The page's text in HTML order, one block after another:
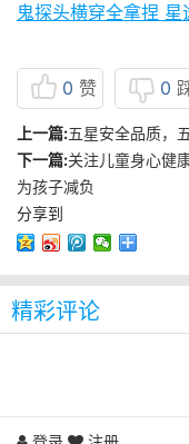
鬼探头横穿全拿捏
0 赞 0
上一篇:五星安全品质，
下一篇:关注儿童身心健
为孩子减负
分享到
精彩评论